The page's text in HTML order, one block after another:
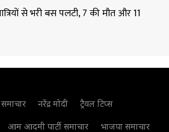
से भरी बस पलटी, 7 की मौत और 11
नरेंद्र मोदी
ट्रैवल टिप्स
आम आदमी पार्टी समाचार भाजपा समाचार